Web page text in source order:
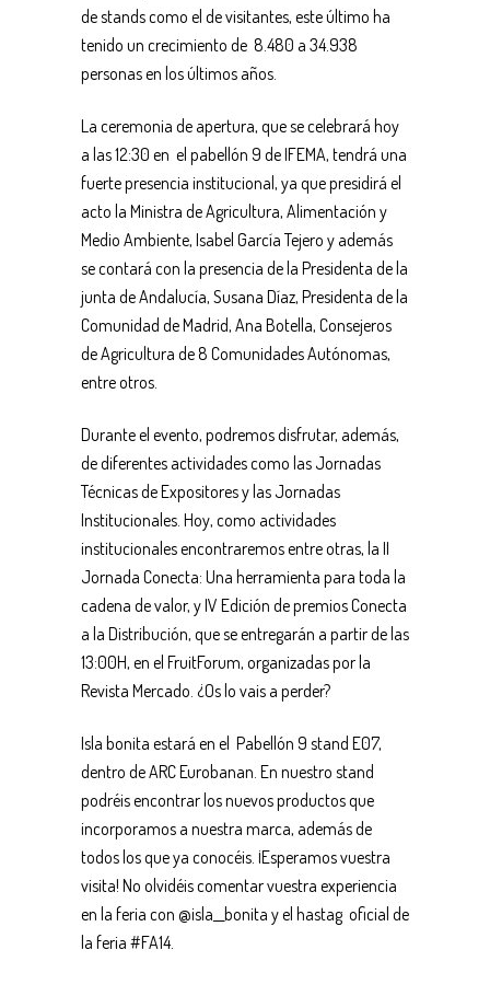
de stands como el de visitantes, este último ha
tenido un crecimiento de 8.480 a 34.938
personas en los últimos años.
La ceremonia de apertura, que se celebrará hoy
a las 12:30 en el pabellón 9 de IFEMA, tendrá una
fuerte presencia institucional, ya que presidirá el
acto la Ministra de Agricultura, Alimentación y
Medio Ambiente, Isabel García Tejero y además
se contará con la presencia de la Presidenta de la
junta de Andalucía, Susana Díaz, Presidenta de la
Comunidad de Madrid, Ana Botella, Consejeros
de Agricultura de 8 Comunidades Autónomas,
entre otros.
Durante el evento, podremos disfrutar, además,
de diferentes actividades como las Jornadas
Técnicas de Expositores y las Jornadas
Institucionales. Hoy, como actividades
institucionales encontraremos entre otras, la II
Jornada Conecta: Una herramienta para toda la
cadena de valor, y IV Edición de premios Conecta
a la Distribución, que se entregarán a partir de las
13:00H, en el FruitForum, organizadas por la
Revista Mercado. ¿Os lo vais a perder?
Isla bonita estará en el Pabellón 9 stand E07,
dentro de ARC Eurobanan. En nuestro stand
podréis encontrar los nuevos productos que
incorporamos a nuestra marca, además de
todos los que ya conocéis. ¡Esperamos vuestra
visita! No olvidéis comentar vuestra experiencia
en la feria con @isla__bonita y el hastag oficial de
la feria #FA14.